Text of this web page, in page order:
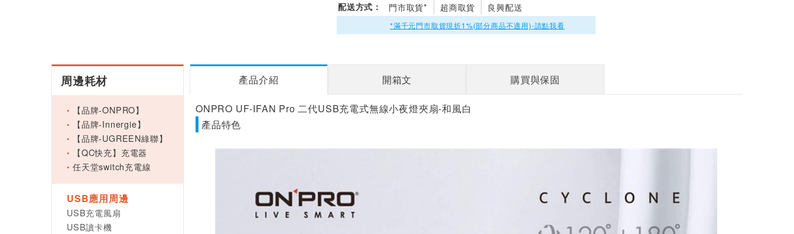
配送方式： 門市取貨* 超商取貨 良興配送
*滿千元門市取貨現折1%(部分商品不適用)-請點我看
冷暖循環四季扇-靜
周邊耗材
【品牌-ONPRO】
【品牌-Innergie】
【品牌-UGREEN綠聯】
【QC快充】充電器
任天堂switch充電線
USB應用周邊
USB充電風扇
USB讀卡機
產品介紹 開箱文 購買與保固
ONPRO UF-IFAN Pro 二代USB充電式無線小夜燈夾扇-和風白
產品特色